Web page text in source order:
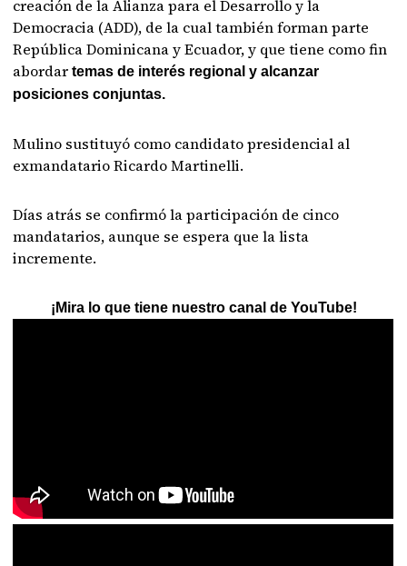
creación de la Alianza para el Desarrollo y la
Democracia (ADD), de la cual también forman parte
República Dominicana y Ecuador, y que tiene como fin
abordar temas de interés regional y alcanzar
posiciones conjuntas.
Mulino sustituyó como candidato presidencial al
exmandatario Ricardo Martinelli.
Días atrás se confirmó la participación de cinco
mandatarios, aunque se espera que la lista
incremente.
¡Mira lo que tiene nuestro canal de YouTube!